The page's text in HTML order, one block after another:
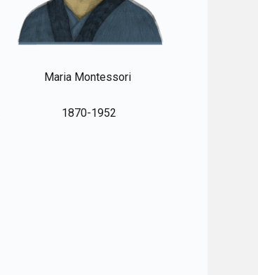
Maria Montessori
1870-1952